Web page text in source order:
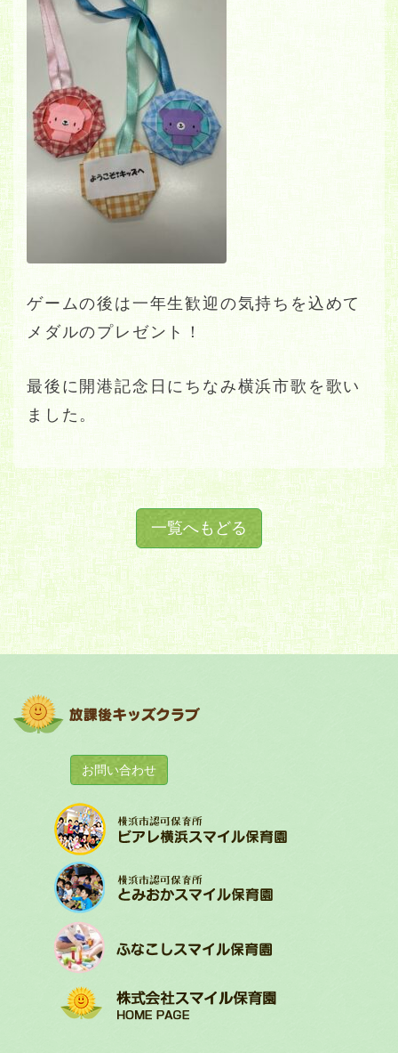
ゲームの後は一年生歓迎の気持ちを込めて
メダルのプレゼント！
最後に開港記念日にちなみ横浜市歌を歌い
ました。
一覧へもどる
お問い合わせ